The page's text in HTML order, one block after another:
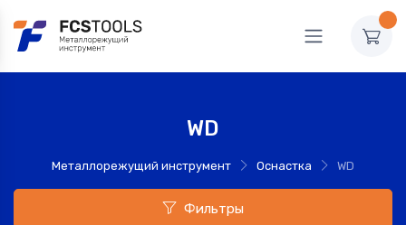
WD
Металлорежущий инструмент Оснастка WD
Фильтры